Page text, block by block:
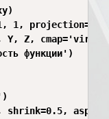
1,
Y, Z,
функции')